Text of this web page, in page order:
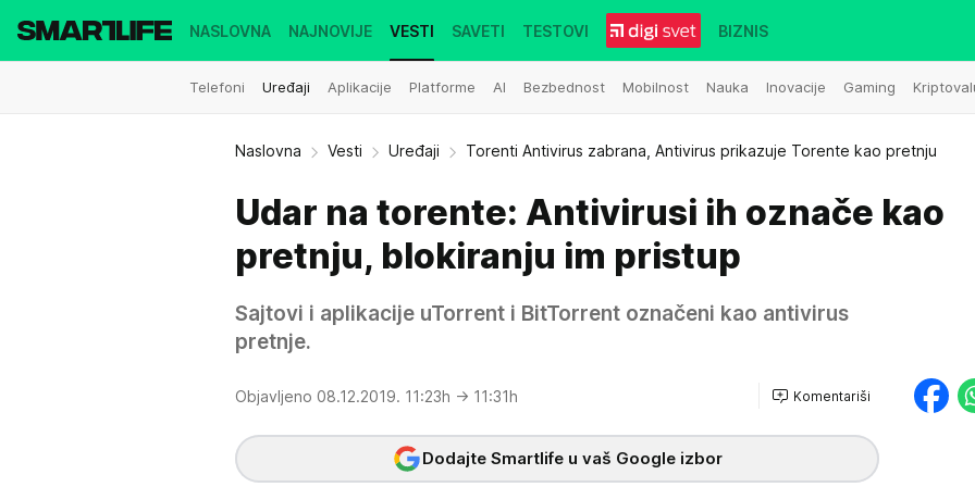
NASLOVNA NAJNOVIJE VESTI
Telefoni Uređaji Aplikacije Platforme AI Bezbednost Mobilnost Nauka Inovacije Gaming
SAVETI TESTOVI BIZNIS
Naslovna Vesti Uređaji Torenti Antivirus zabrana, Antivirus prikazuje Torente kao pretnju
Udar na torente: Antivirusi ih označe kao
pretnju, blokiranju im pristup
Sajtovi i aplikacije uTorrent i BitTorrent označeni kao antivirus
pretnje.
Objavljeno 08.12.2019. 11:23h → 11:31h Komentariši
Dodajte Smartlife u vaš Google izbor